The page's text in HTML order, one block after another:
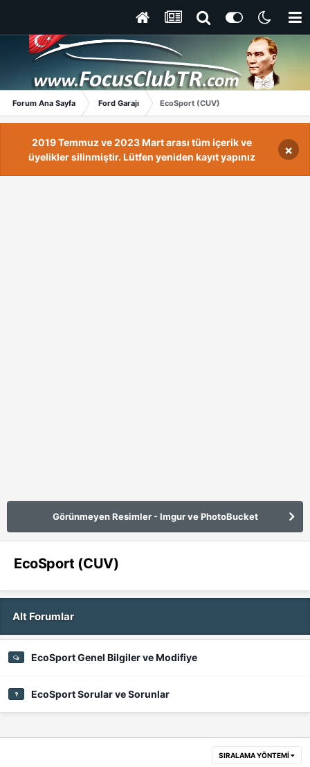
Forum Ana Sayfa Ford Garajı EcoSport (CUV)
2019 Temmuz ve 2023 Mart arası tüm içerik ve
üyelikler silinmiştir. Lütfen yeniden kayıt yapınız
×
Görünmeyen Resimler - Imgur ve PhotoBucket
EcoSport (CUV)
Alt Forumlar
EcoSport Genel Bilgiler ve Modifiye
EcoSport Sorular ve Sorunlar
SIRALAMA YÖNTEMI